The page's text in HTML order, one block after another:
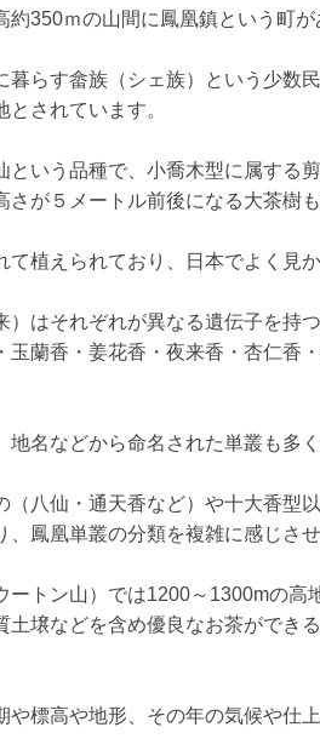
350ｍの山間に鳳凰鎮という町
暮らす畲族（シェ族）という少数
されています。
という品種で、小喬木型に属する
が５メートル前後になる大茶樹も
植えられており、日本でよく見
）はそれぞれが異なる遺伝子を持
玉蘭香・姜花香・夜来香・杏仁
名などから命名された単叢も多く
八仙・通天香など）や十大香型
鳳凰単叢の分類を複雑に感じさせ
ートン山）では1200～1300mの
壌などを含め優良なお茶ができ
標高や地形、その年の気候や仕